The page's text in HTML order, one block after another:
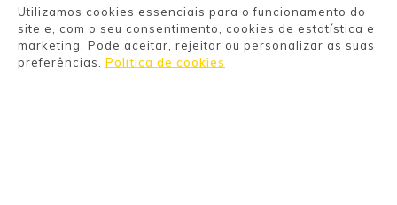
Su Cuenta 
Powered By
Utilizamos cookies essenciais para o funcionamento do
site e, com o seu consentimento, cookies de estatística e
marketing. Pode aceitar, rejeitar ou personalizar as suas
preferências. Política de cookies